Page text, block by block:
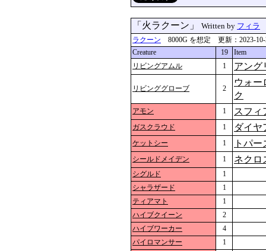
「火ラクーン」 Written by フィラ
ラクーン 8000G を想定 更新：2023-10-
Creature
19
Item
リビングアムル
1 アング
リビンググローブ 2
ウォー
ク
アモン 1 スフィ
ガスクラウド 1 ダイヤ
ケットシー 1 トパ
シールドメイデン 1 ネクロ
シグルド
1
シャラザード
1
ティアマト
1
ハイブクイーン
2
ハイブワーカー
4
パイロマンサー
1